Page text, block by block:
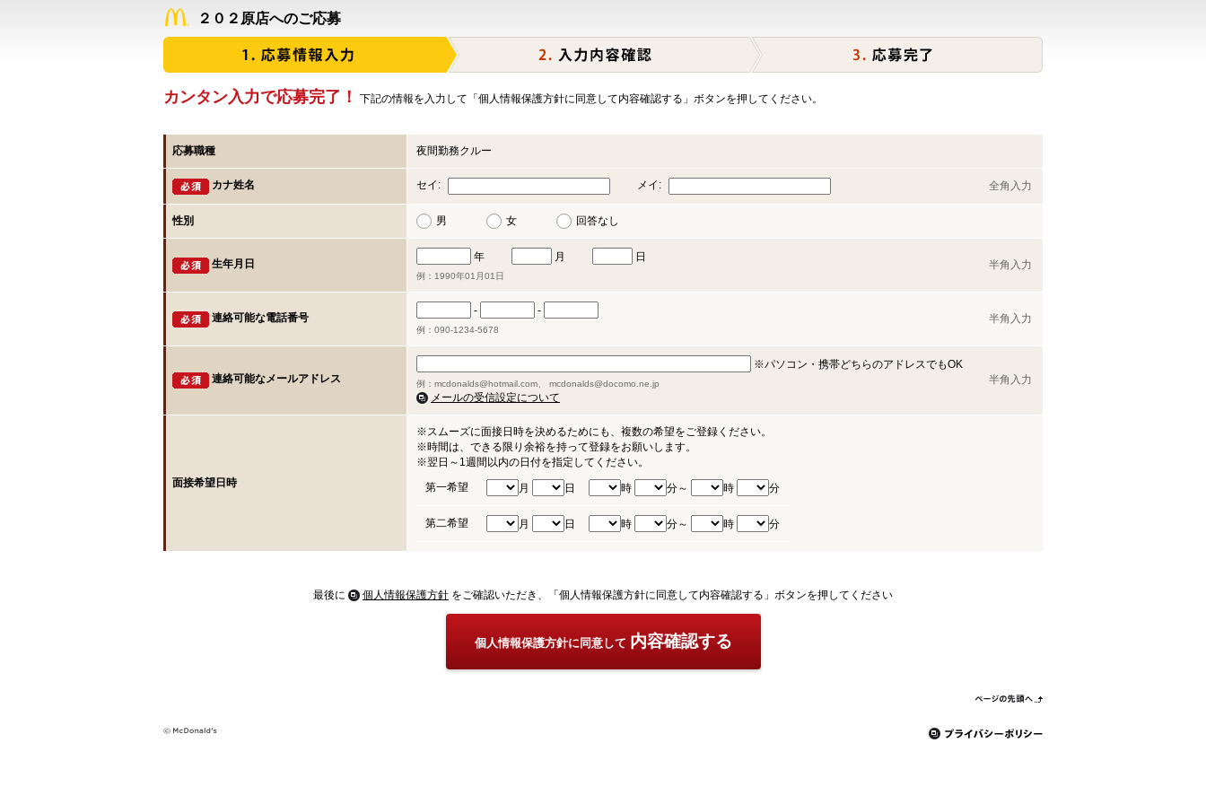
２０２原店へのご応募
カンタン入力で応募完了！ 下記の情報を入力して「個人情報保護方針に同意して内容確認する」ボタンを押してください。
応募職種 夜間勤務クルー
カナ姓名 セイ: メイ: 全角入力
性別 男 女 回答なし
生年月日
年 月 日
例：1990年01月01日
半角入力
連絡可能な電話番号
- -
例：090-1234-5678
半角入力
連絡可能なメールアドレス
※パソコン・携帯どちらのアドレスでもOK
例：mcdonalds@hotmail.com、 mcdonalds@docomo.ne.jp
メールの受信設定について
半角入力
面接希望日時
※スムーズに面接日時を決めるためにも、複数の希望をご登録ください。
※時間は、できる限り余裕を持って登録をお願いします。
※翌日～1週間以内の日付を指定してください。
第一希望
月 日 時 分～ 時 分
第二希望 月 日 時 分～ 時 分
最後に 個人情報保護方針 をご確認いただき、「個人情報保護方針に同意して内容確認する」ボタンを押してください
個人情報保護方針に同意して 内容確認する